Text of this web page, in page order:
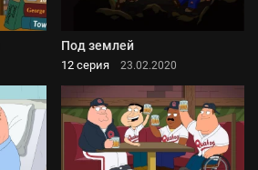
Под землей
12 серия 23.02.2020